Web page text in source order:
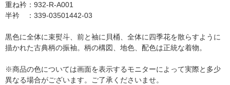
重ね衿：932-R-A001
半衿 ：339-03501442-03
黒色に全体に束熨斗、前と袖に貝桶、全体に四季花を散らすように
描かれた古典柄の振袖。柄の構図、地色、配色は正統な着物。
※商品の色については画面を表示するモニターによって実際と多少
異なる場合がございます。ご了承くださいませ。